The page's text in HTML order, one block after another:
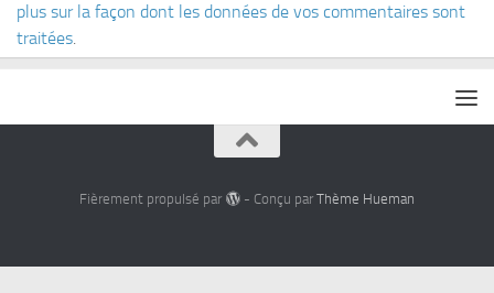
plus sur la façon dont les données de vos commentaires sont
traitées.
Fièrement propulsé par - Conçu par Thème Hueman